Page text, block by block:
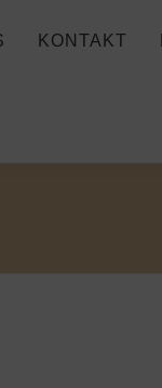
KONTAKT